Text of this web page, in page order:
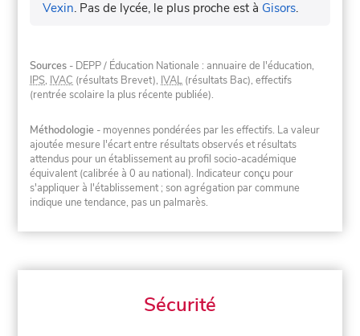
Vexin. Pas de lycée, le plus proche est à Gisors.
Sources - DEPP / Éducation Nationale : annuaire de l'éducation,
IPS, IVAC (résultats Brevet), IVAL (résultats Bac), effectifs
(rentrée scolaire la plus récente publiée).
Méthodologie - moyennes pondérées par les effectifs. La valeur
ajoutée mesure l'écart entre résultats observés et résultats
attendus pour un établissement au profil socio-académique
équivalent (calibrée à 0 au national). Indicateur conçu pour
s'appliquer à l'établissement ; son agrégation par commune
indique une tendance, pas un palmarès.
Sécurité